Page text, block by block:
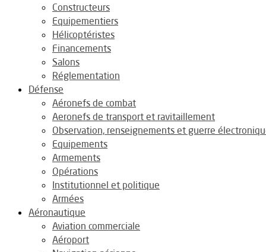
Constructeurs
Equipementiers
Hélicoptéristes
Financements
Salons
Réglementation
Défense
Aéronefs de combat
Aeronefs de transport et ravitaillement
Observation, renseignements et guerre
Equipements
Armements
Opérations
Institutionnel et politique
Armées
Aéronautique
Aviation commerciale
Aéroport